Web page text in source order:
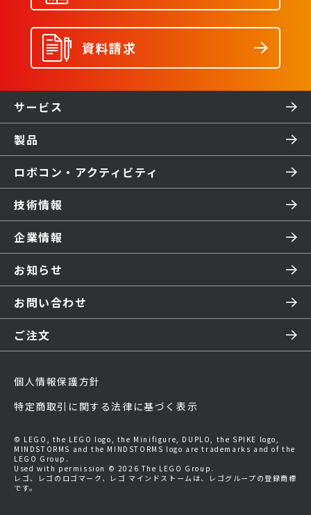
資料請求
サービス
製品
ロボコン・アクティビティ
技術情報
企業情報
お知らせ
お問い合わせ
ご注文
個人情報保護方針
特定商取引に関する法律に基づく表示
© LEGO, the LEGO logo, the Minifigure, DUPLO, the SPIKE logo,
MINDSTORMS and the MINDSTORMS logo are trademarks and of the
LEGO Group.
Used with permission © 2026 The LEGO Group.
レゴ、レゴのロゴマーク、レゴ マインドストームは、レゴグループの登録商標
です。